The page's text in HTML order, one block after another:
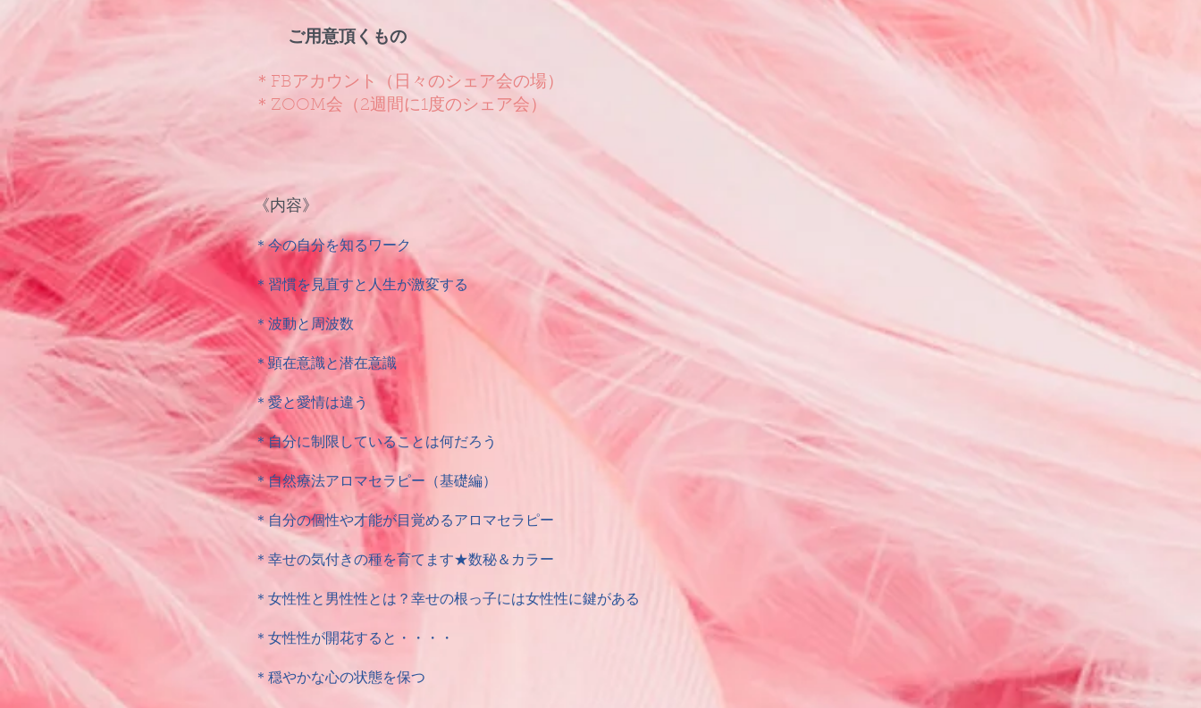
ご用意頂くもの
＊FBアカウント（日々のシェア会の場）
＊ZOOM​会 （ 2週間に1度のシェア会）
​《内容》
＊今の自分を知るワーク
＊習慣を見直すと人生が激変する
＊波動と周波数
＊顕在意識と潜在意識
＊愛と愛情は違う
＊自分に制限していることは何だろう
＊自然療法アロマセラピー（基礎編）
＊自分の個性や才能が目覚めるアロマセラピー
＊幸せの気付きの種を育てます★数秘＆カラー
＊女性性と男性性とは？幸せの根っ子には女性性に鍵がある
＊女性性が開花すると・・・・
＊穏やかな心の状態を保つ